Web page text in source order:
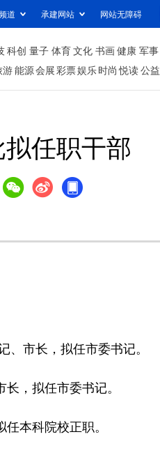
道 承建网站 网站无障碍
科创 量子 体育文化 书画健康 军事
游能源会展彩票娱乐时尚 悦读公益
任职干部
市长，拟任市委书记。
，拟任市委书记。
本科院校正职。